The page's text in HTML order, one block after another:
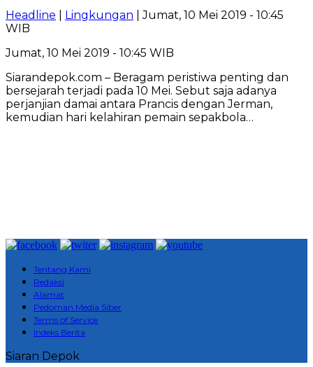
Headline Lingkungan | Jumat, 10 Mei 2019 - 10:45
WIB
Jumat, 10 Mei 2019 - 10:45 WIB
Siarandepok.com – Beragam peristiwa penting dan
bersejarah terjadi pada 10 Mei. Sebut saja adanya
perjanjian damai antara Prancis dengan Jerman,
kemudian hari kelahiran pemain sepakbola…
Tentang Kami
Redaksi
Alamat
Pedoman Media Siber
Terms of Service
Indeks Berita
Siaran Depok